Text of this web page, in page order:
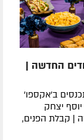
החדשה |
ב'אקספו'
יצחק
| קבלת הפנים,